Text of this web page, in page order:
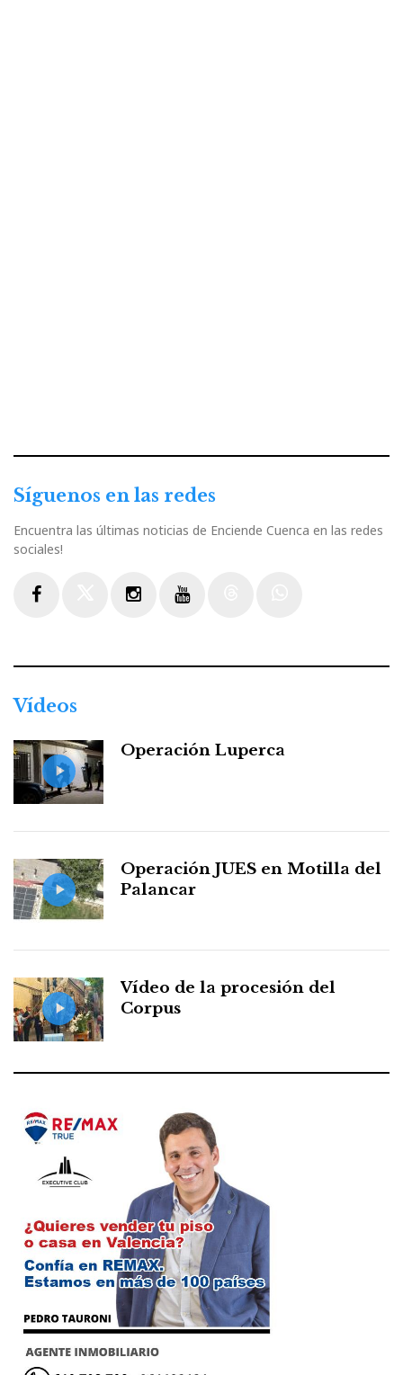
Síguenos en las redes
Encuentra las últimas noticias de Enciende Cuenca en las redes
sociales!
Vídeos
Operación Luperca
Operación JUES en Motilla del
Palancar
Vídeo de la procesión del
Corpus